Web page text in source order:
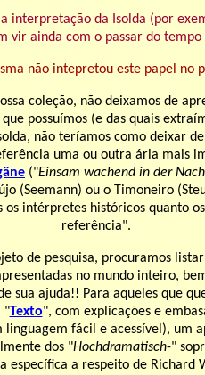
interpretação da Isolda (por
vir ainda com o passar do
não intepretou este papel no
coleção, não deixamos de
possuímos (e das quais
não teríamos como deixar
uma ou outra ária mais
("Einsam wachend in der
(Seemann) ou o Timoneiro
os intérpretes históricos quanto
referência".
de pesquisa, procuramos
no mundo inteiro,
sua ajuda!! Para aqueles que
"Texto", com explicações e
fácil e acessível), um
dos "Hochdramatisch-"
a respeito de Richard